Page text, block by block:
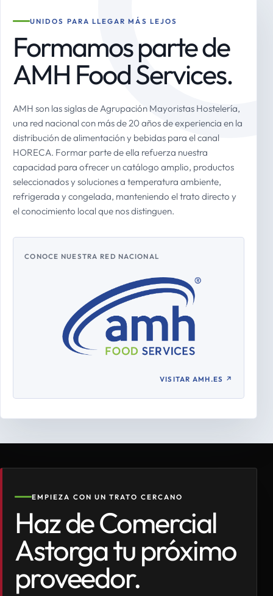
UNIDOS PARA LLEGAR MÁS LEJOS
Formamos parte de
AMH Food Services.
AMH son las siglas de Agrupación Mayoristas Hostelería,
una red nacional con más de 20 años de experiencia en la
distribución de alimentación y bebidas para el canal
HORECA. Formar parte de ella refuerza nuestra
capacidad para ofrecer un catálogo amplio, productos
seleccionados y soluciones a temperatura ambiente,
refrigerada y congelada, manteniendo el trato directo y
el conocimiento local que nos distinguen.
CONOCE NUESTRA RED NACIONAL
VISITAR AMH.ES ↗
EMPIEZA CON UN TRATO CERCANO
Haz de Comercial
Astorga tu próximo
proveedor.